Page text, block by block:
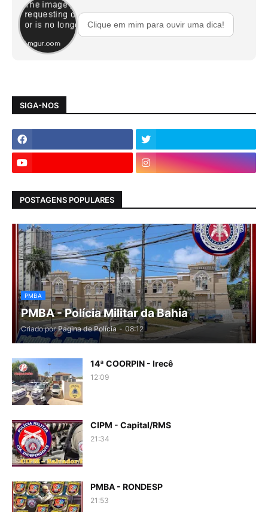
Clique em mim para ouvir uma dica!
SIGA-NOS
POSTAGENS POPULARES
PMBA
PMBA - Polícia Militar da Bahia
Criado por Pagina de Polícia - 08:12
14ª COORPIN - Irecê
12:09
CIPM - Capital/RMS
21:34
PMBA - RONDESP
21:53